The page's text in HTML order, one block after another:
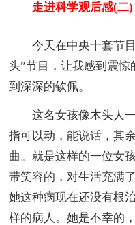
走进科学观后感(二)
今天在中央十套节目
头”节目，让我感到震
到深深的钦佩。
这名女孩像木头人一
指可以动，能说话，其
曲。就是这样的一位女
带笑容的，对生活充满
她这种病现在还没有根
样的病人。她是不幸的